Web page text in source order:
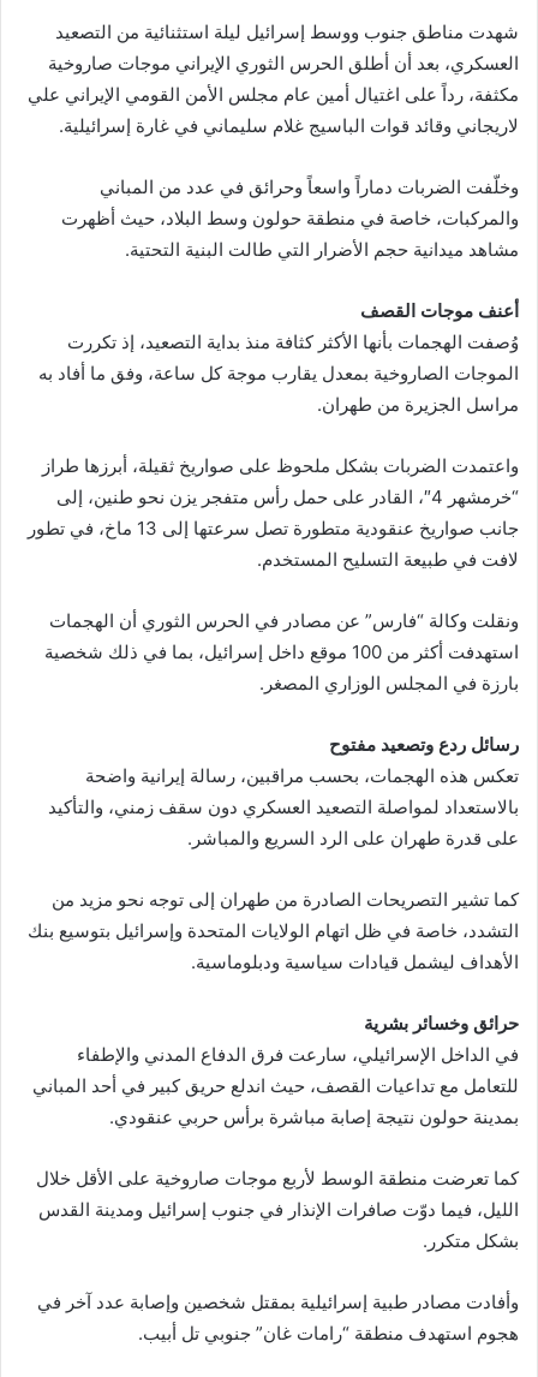
شهدت مناطق جنوب ووسط إسرائيل ليلة استثنائية من التصعيد
العسكري، بعد أن أطلق الحرس الثوري الإيراني موجات صاروخية
مكثفة، رداً على اغتيال أمين عام مجلس الأمن القومي الإيراني علي
لاريجاني وقائد قوات الباسيج غلام سليماني في غارة إسرائيلية.
وخلّفت الضربات دماراً واسعاً وحرائق في عدد من المباني
والمركبات، خاصة في منطقة حولون وسط البلاد، حيث أظهرت
مشاهد ميدانية حجم الأضرار التي طالت البنية التحتية.
أعنف موجات القصف
وُصفت الهجمات بأنها الأكثر كثافة منذ بداية التصعيد، إذ تكررت
الموجات الصاروخية بمعدل يقارب موجة كل ساعة، وفق ما أفاد به
مراسل الجزيرة من طهران.
واعتمدت الضربات بشكل ملحوظ على صواريخ ثقيلة، أبرزها طراز
“خرمشهر 4″، القادر على حمل رأس متفجر يزن نحو طنين، إلى
جانب صواريخ عنقودية متطورة تصل سرعتها إلى 13 ماخ، في تطور
لافت في طبيعة التسليح المستخدم.
ونقلت وكالة “فارس” عن مصادر في الحرس الثوري أن الهجمات
استهدفت أكثر من 100 موقع داخل إسرائيل، بما في ذلك شخصية
بارزة في المجلس الوزاري المصغر.
رسائل ردع وتصعيد مفتوح
تعكس هذه الهجمات، بحسب مراقبين، رسالة إيرانية واضحة
بالاستعداد لمواصلة التصعيد العسكري دون سقف زمني، والتأكيد
على قدرة طهران على الرد السريع والمباشر.
كما تشير التصريحات الصادرة من طهران إلى توجه نحو مزيد من
التشدد، خاصة في ظل اتهام الولايات المتحدة وإسرائيل بتوسيع بنك
الأهداف ليشمل قيادات سياسية ودبلوماسية.
حرائق وخسائر بشرية
في الداخل الإسرائيلي، سارعت فرق الدفاع المدني والإطفاء
للتعامل مع تداعيات القصف، حيث اندلع حريق كبير في أحد المباني
بمدينة حولون نتيجة إصابة مباشرة برأس حربي عنقودي.
كما تعرضت منطقة الوسط لأربع موجات صاروخية على الأقل خلال
الليل، فيما دوّت صافرات الإنذار في جنوب إسرائيل ومدينة القدس
بشكل متكرر.
وأفادت مصادر طبية إسرائيلية بمقتل شخصين وإصابة عدد آخر في
هجوم استهدف منطقة “رامات غان” جنوبي تل أبيب.